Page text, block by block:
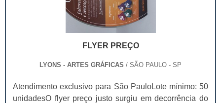
FLYER PREÇO
LYONS - ARTES GRÁFICAS / SÃO PAULO - SP
Atendimento exclusivo para São PauloLote mínimo: 50
unidadesO flyer preço justo surgiu em decorrência do